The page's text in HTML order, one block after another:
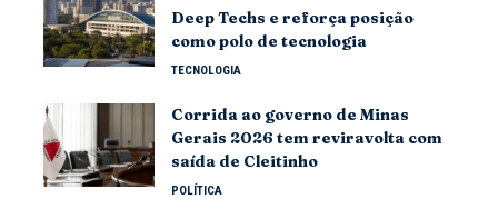
Deep Techs e reforça posição
como polo de tecnologia
TECNOLOGIA
Corrida ao governo de Minas
Gerais 2026 tem reviravolta com
saída de Cleitinho
POLÍTICA